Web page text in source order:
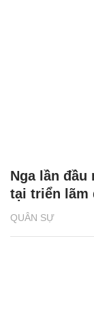
QUÂN SỰ
Nga lần
tại triển lãm